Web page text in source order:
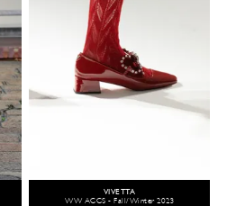
VIVETTA
WW ACCS - Fall/Winter 2023